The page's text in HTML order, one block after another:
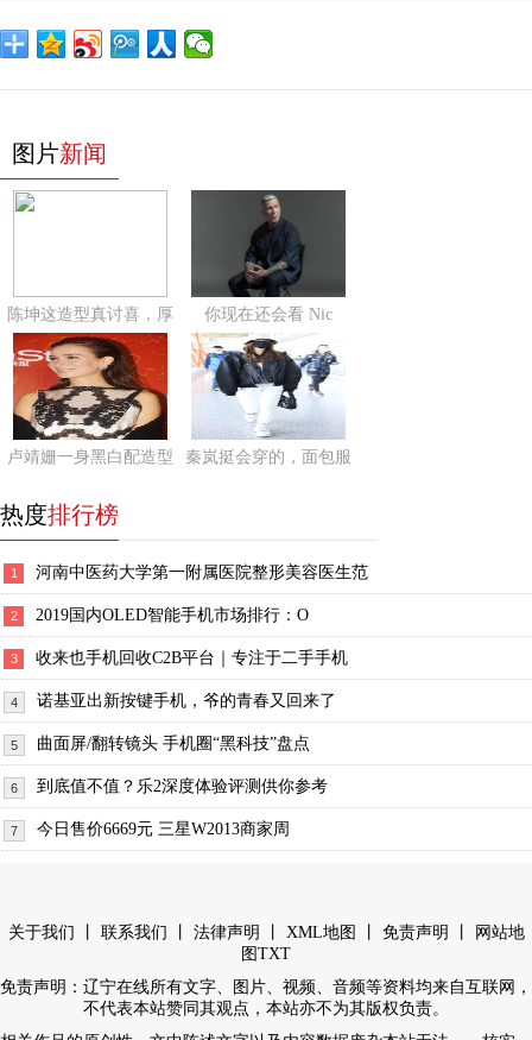
图片新闻
陈坤这造型真讨喜，厚 你现在还会看 Nic
卢靖姗一身黑白配造型 秦岚挺会穿的，面包服
热度排行榜
1 河南中医药大学第一附属医院整形美容医生范
2 2019国内OLED智能手机市场排行：O
3 收来也手机回收C2B平台｜专注于二手手机
4 诺基亚出新按键手机，爷的青春又回来了
5 曲面屏/翻转镜头 手机圈“黑科技”盘点
6 到底值不值？乐2深度体验评测供你参考
7 今日售价6669元 三星W2013商家周
关于我们 联系我们 法律声明 XML地图 免责声明
网站地
图 TXT
免责声明：辽宁在线所有文字、图片、视频、音频等资料均来自互联网，
不代表本站赞同其观点，本站亦不为其版权负责。